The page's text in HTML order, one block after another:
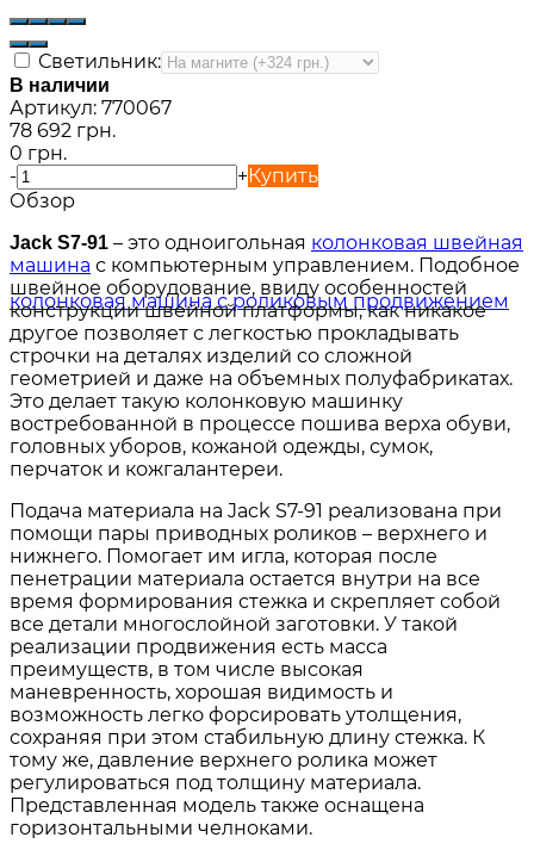
Светильник:
В наличии
Артикул: 770067
78 692 грн.
0 грн.
-
+Купить
Обзор
Jack S7-91 – это одноигольная колонковая швейная
машина с компьютерным управлением. Подобное
швейное оборудование, ввиду особенностей
конструкции швейной платформы, как никакое
другое позволяет с легкостью прокладывать
строчки на деталях изделий со сложной
геометрией и даже на объемных полуфабрикатах.
Это делает такую колонковую машинку
востребованной в процессе пошива верха обуви,
головных уборов, кожаной одежды, сумок,
перчаток и кожгалантереи.
Подача материала на Jack S7-91 реализована при
помощи пары приводных роликов – верхнего и
нижнего. Помогает им игла, которая после
пенетрации материала остается внутри на все
время формирования стежка и скрепляет собой
все детали многослойной заготовки. У такой
реализации продвижения есть масса
преимуществ, в том числе высокая
маневренность, хорошая видимость и
возможность легко форсировать утолщения,
сохраняя при этом стабильную длину стежка. К
тому же, давление верхнего ролика может
регулироваться под толщину материала.
Представленная модель также оснащена
горизонтальными челноками.